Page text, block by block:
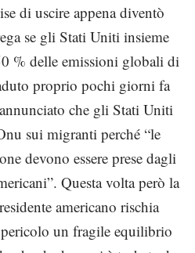
di uscire appena diventò
se gli Stati Uniti insieme
% delle emissioni globali di
proprio pochi giorni fa
che gli Stati Uniti
sui migranti perché “le
devono essere prese dagli
Questa volta però la
americano rischia
un fragile equilibrio